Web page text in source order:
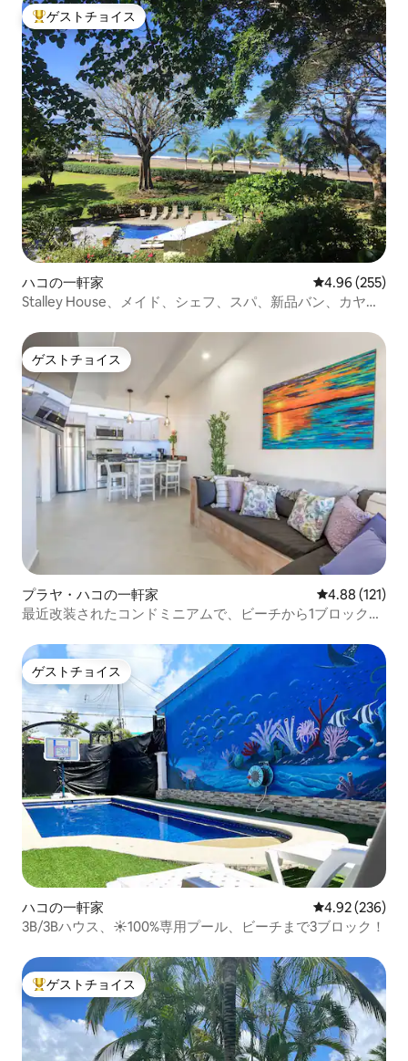
大好評のゲストチョイスです。
ゲストチョイス
ハコの一軒家 レビュー255
4.96 (255)
Stalley House、メイド、シェフ、スパ、新品バン、カヤッ
ゲストチョイス
ゲストチョイス
プラヤ・ハコの一軒家 レビュー121
4.88 (121)
最近改装されたコンドミニアムで、ビーチから1ブロックで
ゲストチョイス
ゲストチョイス
ハコの一軒家 レビュー236
4.92 (236)
3B/3Bハウス、☀️100%専用プール、ビーチまで3ブロック！
大好評のゲストチョイスです。
ゲストチョイス